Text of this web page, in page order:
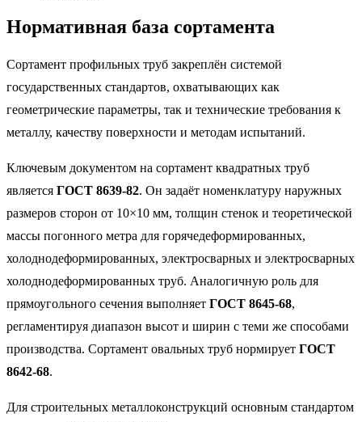
Нормативная база сортамента
Сортамент профильных труб закреплён системой
государственных стандартов, охватывающих как
геометрические параметры, так и технические требования к
металлу, качеству поверхности и методам испытаний.
Ключевым документом на сортамент квадратных труб
является ГОСТ 8639-82. Он задаёт номенклатуру наружных
размеров сторон от 10×10 мм, толщин стенок и теоретической
массы погонного метра для горячедеформированных,
холоднодеформированных, электросварных и электросварных
холоднодеформированных труб. Аналогичную роль для
прямоугольного сечения выполняет ГОСТ 8645-68,
регламентируя диапазон высот и ширин с теми же способами
производства. Сортамент овальных труб нормирует ГОСТ
8642-68.
Для строительных металлоконструкций основным стандартом